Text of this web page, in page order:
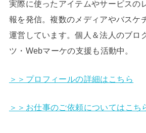
実際に使ったアイテムやサービスの
報を発信。複数のメディアやバスケ
運営しています。個人＆法人のブロ
ツ・Webマーケの支援も活動中。
＞＞プロフィールの詳細はこちら
＞＞お仕事のご依頼についてはこち